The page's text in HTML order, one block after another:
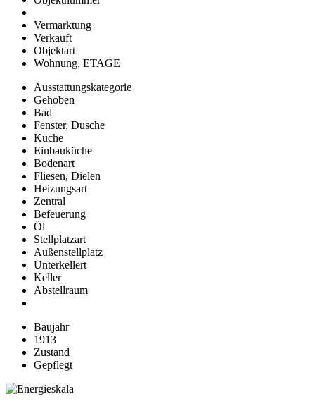
Vermarktung
Verkauft
Objektart
Wohnung, ETAGE
Ausstattungskategorie
Gehoben
Bad
Fenster, Dusche
Küche
Einbauküche
Bodenart
Fliesen, Dielen
Heizungsart
Zentral
Befeuerung
Öl
Stellplatzart
Außenstellplatz
Unterkellert
Keller
Abstellraum
Baujahr
1913
Zustand
Gepflegt